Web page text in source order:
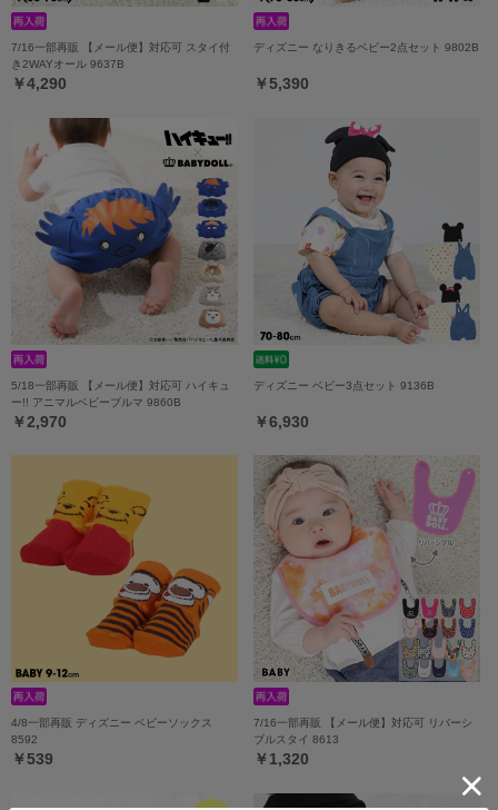
7/16一部再販 【メール便】対応可 スタイ付
き2WAYオール 9637B
￥4,290
ディズニー なりきるベビー2点セット 9802B
￥5,390
5/18一部再販 【メール便】対応可 ハイキュ
ー!! アニマルベビーブルマ 9860B
￥2,970
ディズニー ベビー3点セット 9136B
￥6,930
4/8一部再販 ディズニー ベビーソックス
8592
￥539
7/16一部再販 【メール便】対応可 リバーシ
ブルスタイ 8613
￥1,320